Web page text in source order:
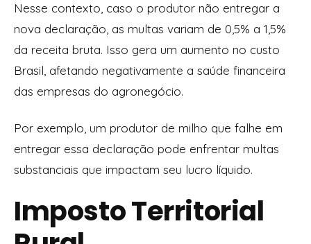
Nesse contexto, caso o produtor não entregar a
nova declaração, as multas variam de 0,5% a 1,5%
da receita bruta. Isso gera um aumento no custo
Brasil, afetando negativamente a saúde financeira
das empresas do agronegócio.
Por exemplo, um produtor de milho que falhe em
entregar essa declaração pode enfrentar multas
substanciais que impactam seu lucro líquido.
Imposto Territorial